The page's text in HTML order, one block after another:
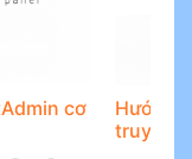
cơ
Hướng
truy